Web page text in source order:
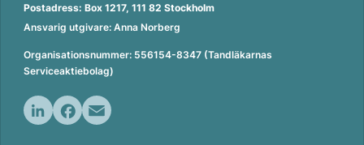
Postadress: Box 1217, 111 82 Stockholm
Ansvarig utgivare: Anna Norberg
Organisationsnummer: 556154-8347 (Tandläkarnas
Serviceaktiebolag)